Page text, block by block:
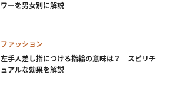
ワーを男女別に解説
ファッション
左手人差し指につける指輪の意味は？ スピリチ
ュアルな効果を解説